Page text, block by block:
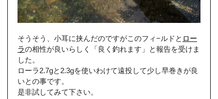
そうそう、小耳に挟んだのですがこのフィ−ルドと ロー
ラの相性が良いらしく「良く釣れます」と報告を受けま
した。
ローラ2.7gと2.3gを使いわけて遠投して少し早巻きが良
いとの事です。
是非試してみて下さい。